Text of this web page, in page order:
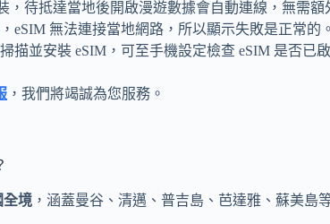
，待抵達當地後開啟漫遊數據會自動連線，無需額
eSIM 無法連接當地網路，所以顯示失敗是正常
描並安裝 eSIM，可至手機設定檢查 eSIM 是否已
，我們將竭誠為您服務。
全境 ，涵蓋曼谷、清邁、普吉島、芭達雅、蘇美